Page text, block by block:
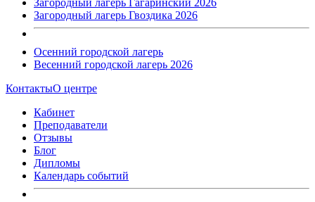
Загородный лагерь Гагаринский 2026
Загородный лагерь Гвоздика 2026
Осенний городской лагерь
Весенний городской лагерь 2026
КонтактыО центре
Кабинет
Преподаватели
Отзывы
Блог
Дипломы
Календарь событий